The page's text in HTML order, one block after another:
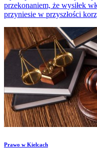
przekonaniem, że wysiłek
przyniesie w przyszłości
​Prawo w Kielcach